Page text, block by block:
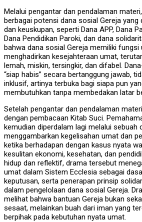
Melalui pengantar dan pendalaman
berbagai potensi dana sosial Gereja yang
dan keuskupan, seperti Dana APP, Dana
Dana Pendidikan Paroki, dan dana
bahwa dana sosial Gereja memiliki fungsi
menghadirkan kesejahteraan umat,
lemah, miskin, tersingkir, dan difabel.
“siap habis” secara bertanggung jawab,
inklusif, artinya terbuka bagi siapa pun
membutuhkan tanpa membedakan latar
Setelah pengantar dan pendalaman
dengan pembacaan Kitab Suci.
kemudian diperdalam lagi melalui sebuah
menggambarkan kegelisahan umat dan
ketika berhadapan dengan kasus nyata
kesulitan ekonomi, kesehatan, dan
hidup dan reflektif, drama tersebut
umat dalam Sistem Ecclesia sebagai
keputusan, serta penerapan prinsip
dalam pengelolaan dana sosial Gereja.
melihat bahwa bantuan Gereja bukan
sesaat, melainkan buah dari iman yang
berpihak pada kebutuhan nyata umat.